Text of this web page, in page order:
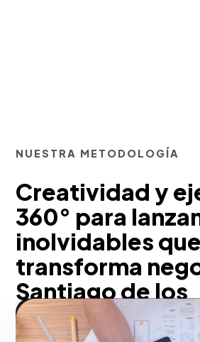
NUESTRA METODOLOGÍA
Creatividad y
360° para
inolvidables que
transforma
Santiago de los
Caballeros